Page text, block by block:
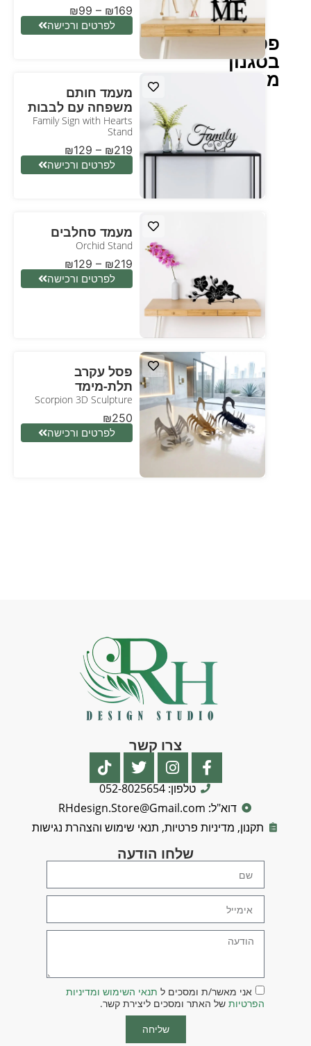
פסל
בסגנון
מודרני
₪99 – ₪169
לפרטים ורכישה
מעמד חותם
משפחה עם לבבות
Family Sign with Hearts
Stand
₪129 – ₪219
לפרטים ורכישה
מעמד סחלבים
Orchid Stand
₪129 – ₪219
לפרטים ורכישה
פסל עקרב
תלת-מימד
Scorpion 3D Sculpture
₪250
לפרטים ורכישה
צרו קשר
טלפון: 052-8025654
דוא"ל: RHdesign.Store@Gmail.com
תקנון, מדיניות פרטיות, תנאי שימוש והצהרת נגישות
שלחו הודעה
אני מאשר/ת ומסכים ל תנאי השימוש ומדיניות
הפרטיות של האתר ומסכים ליצירת קשר.
שליחה